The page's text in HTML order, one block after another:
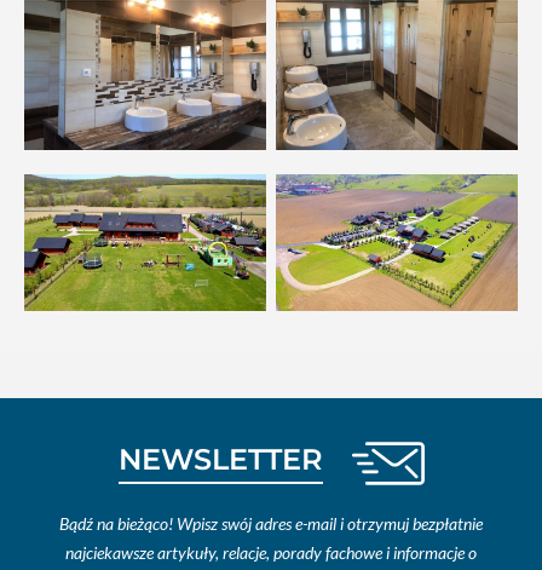
NEWSLETTER
Bądź na bieżąco! Wpisz swój adres e-mail i otrzymuj bezpłatnie
najciekawsze artykuły, relacje, porady fachowe i informacje o